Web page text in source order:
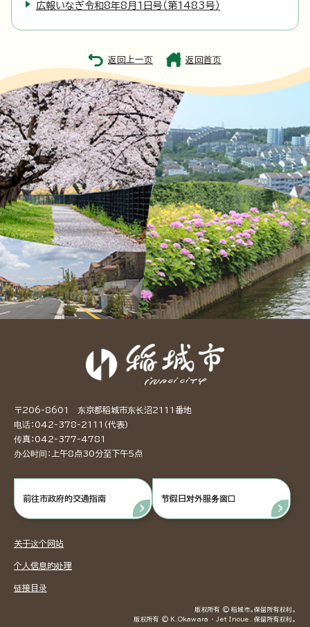
広報いなぎ令和8年8月1日号（第1483号）
返回上一页 返回首页
〒206-8601 东京都稻城市东长沼2111番地
电话：042-378-2111（代表）
传真：042-377-4781
办公时间：上午8点30分至下午5点
前往市政府的交通指南 节假日对外服务窗口
关于这个网站
个人信息的处理
链接目录
版权所有 © 稻城市。保留所有权利。
版权所有 © K.Okawara ・ Jet Inoue. 保留所有权利。